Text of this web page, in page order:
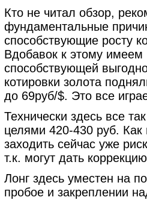
Кто не читал обзор,
фундаментальные
способствующие росту
Вдобавок к этому имеем
способствующей
котировки золота
до 69руб/$. Это все
Технически здесь все
целями 420-430 руб.
заходить сейчас уже
т.к. могут дать
Лонг здесь уместен на
пробое и закреплении